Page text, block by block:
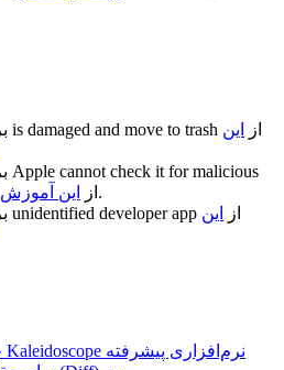
is damaged and move to trash از
این
Apple cannot check it for malicious
از این آموزش
استفاده کنید.
unidentified developer app از
این